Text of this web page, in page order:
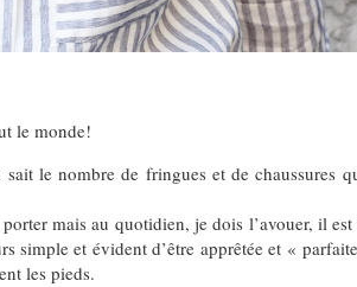
le monde!
le nombre de fringues et de chaussures
mais au quotidien, je dois l’avouer, il
simple et évident d’être apprêtée et «
les pieds.